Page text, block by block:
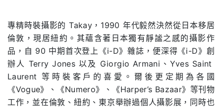
專精時裝攝影的 Takay，1990 年代毅然決然從日本移居
倫敦，現居紐約。其蘊含著日本獨有靜謐之感的攝影作
品，自 90 中期首次登上《i-D》雜誌，便深得《i-D》創
辦人 Terry Jones 以及 Giorgio Armani、Yves Saint
Laurent 等時裝客戶的喜愛。爾後更定期為各國
《Vogue》、《Numero》、《Harper’s Bazaar》等刊物
工作，並在倫敦、紐約、東京舉辦過個人攝影展，同時也